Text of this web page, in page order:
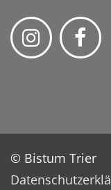
© Bistum Trier